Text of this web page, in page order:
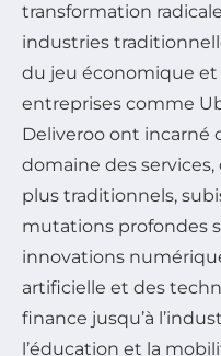
transformation
industries
du jeu économique et
entreprises comme
Deliveroo ont incarné
domaine des services,
plus traditionnels,
mutations profondes
innovations
artificielle et des
finance jusqu’à
l’éducation et la